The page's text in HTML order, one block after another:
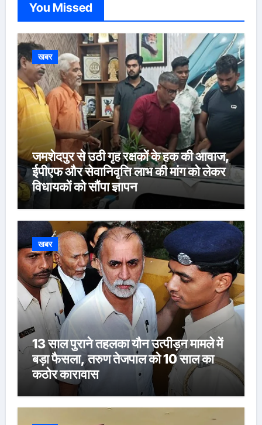
You Missed
खबर
जमशेदपुर से उठी गृह रक्षकों के हक की आवाज,
ईपीएफ और सेवानिवृत्ति लाभ की मांग को लेकर
विधायकों को सौंपा ज्ञापन
खबर
13 साल पुराने तहलका यौन उत्पीड़न मामले में
बड़ा फैसला, तरुण तेजपाल को 10 साल का
कठोर कारावास